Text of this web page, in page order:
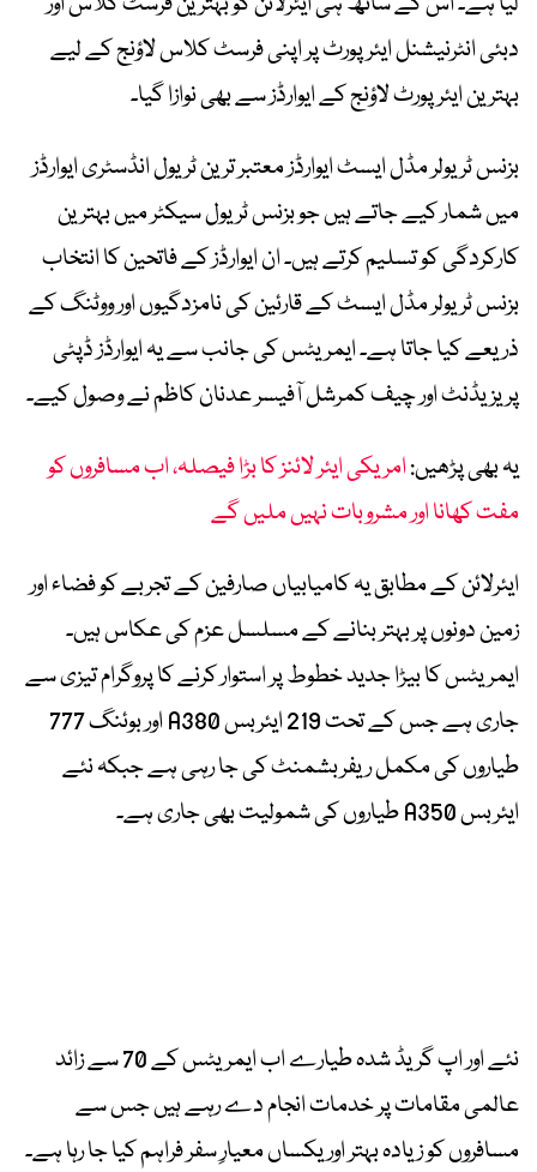
دبئی انٹرنیشنل ایئرپورٹ پر اپنی فرسٹ کلاس لاؤنج کے لیے
بہترین ایئرپورٹ لاؤنج کے ایوارڈز سے بھی نوازا گیا۔
بزنس ٹریولر مڈل ایسٹ ایوارڈز معتبر ترین ٹریول انڈسٹری ایوارڈز
میں شمار کیے جاتے ہیں جو بزنس ٹریول سیکٹر میں بہترین
کارکردگی کو تسلیم کرتے ہیں۔ ان ایوارڈز کے فاتحین کا انتخاب
بزنس ٹریولر مڈل ایسٹ کے قارئین کی نامزدگیوں اور ووٹنگ کے
ذریعے کیا جاتا ہے۔ ایمریٹس کی جانب سے یہ ایوارڈز ڈپٹی
پریزیڈنٹ اور چیف کمرشل آفیسر عدنان کاظم نے وصول کیے۔
یہ بھی پڑھیں:امریکی ایئر لائنز کا بڑا فیصلہ، اب مسافروں کو
مفت کھانا اور مشروبات نہیں ملیں گے
ایئرلائن کے مطابق یہ کامیابیاں صارفین کے تجربے کو فضاء اور
زمین دونوں پر بہتر بنانے کے مسلسل عزم کی عکاس ہیں۔
ایمریٹس کا بیڑا جدید خطوط پر استوار کرنے کا پروگرام تیزی سے
جاری ہے جس کے تحت 219 ایئربس A380 اور بوئنگ 777
طیاروں کی مکمل ریفربشمنٹ کی جا رہی ہے جبکہ نئے
ایئربس A350 طیاروں کی شمولیت بھی جاری ہے۔
نئے اور اپ گریڈ شدہ طیارے اب ایمریٹس کے 70 سے زائد
عالمی مقامات پر خدمات انجام دے رہے ہیں جس سے
مسافروں کو زیادہ بہتر اور یکساں معیارِ سفر فراہم کیا جا رہا ہے۔